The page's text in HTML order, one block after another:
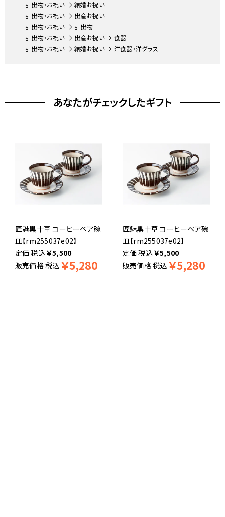
引出物・お祝い
結婚お祝い
引出物・お祝い
出産お祝い
引出物・お祝い
引出物
引出物・お祝い
出産お祝い
食器
引出物・お祝い
結婚お祝い 洋食器・洋グラス
あなたがチェックしたギフト
匠魅黒十草 コーヒーペア碗
皿【rm255037e02】
税込￥5,500
販売価格税込 ￥5,280
匠魅黒十草 コーヒーペア碗
皿【rm255037e02】
税込￥5,500
販売価格税込 ￥5,280